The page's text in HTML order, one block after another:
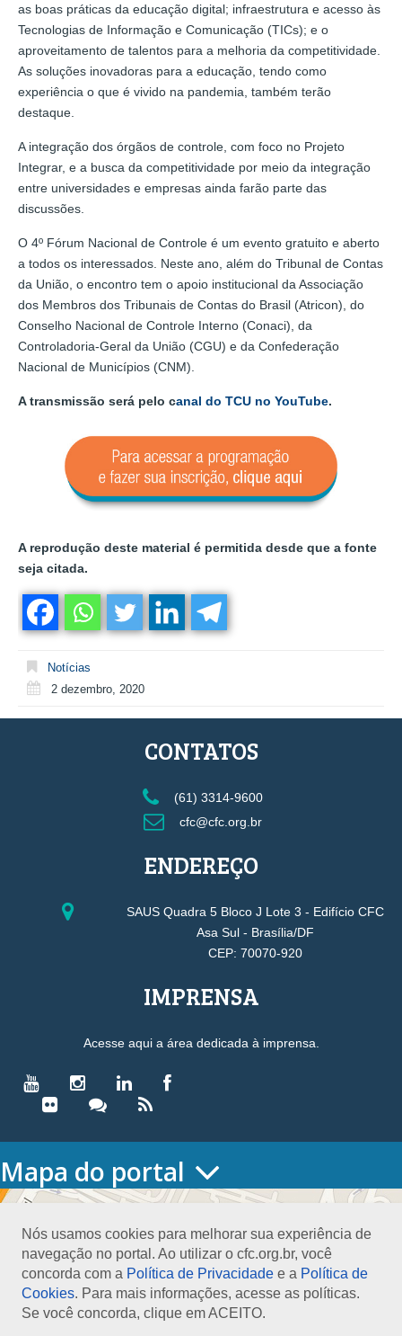
as boas práticas da educação digital; infraestrutura e acesso às
Tecnologias de Informação e Comunicação (TICs); e o
aproveitamento de talentos para a melhoria da competitividade.
As soluções inovadoras para a educação, tendo como
experiência o que é vivido na pandemia, também terão
destaque.
A integração dos órgãos de controle, com foco no Projeto
Integrar, e a busca da competitividade por meio da integração
entre universidades e empresas ainda farão parte das
discussões.
O 4º Fórum Nacional de Controle é um evento gratuito e aberto
a todos os interessados. Neste ano, além do Tribunal de Contas
da União, o encontro tem o apoio institucional da Associação
dos Membros dos Tribunais de Contas do Brasil (Atricon), do
Conselho Nacional de Controle Interno (Conaci), da
Controladoria-Geral da União (CGU) e da Confederação
Nacional de Municípios (CNM).
A transmissão será pelo canal do TCU no YouTube.
A reprodução deste material é permitida desde que a fonte
seja citada.
Notícias
2 dezembro, 2020
Nós usamos cookies para melhorar sua experiência de
navegação no portal. Ao utilizar o cfc.org.br, você
concorda com a Política de Privacidade e a Política de
Cookies. Para mais informações, acesse as políticas.
Se você concorda, clique em ACEITO.
CONTATOS
(61) 3314-9600
cfc@cfc.org.br
ENDEREÇO
SAUS Quadra 5 Bloco J Lote 3 - Edifício CFC
Asa Sul - Brasília/DF
CEP: 70070-920
IMPRENSA
Acesse aqui a área dedicada à imprensa.
Mapa do portal
HOME
Conselho Diretor
Nossa Sede
Planejamento
Organograma
Medalha João Lyra